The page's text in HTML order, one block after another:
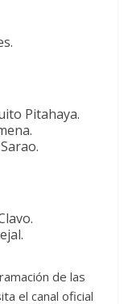
Pitahaya.
de las
el canal oficial